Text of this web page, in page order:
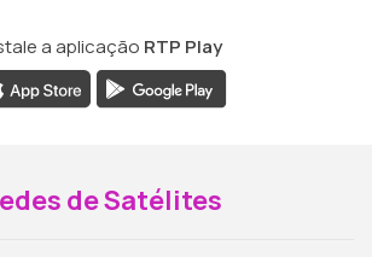
a aplicação RTP Play
de Satélites